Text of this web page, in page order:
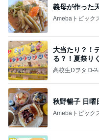
義母が作った
Amebaトピック
大当たり？！
る？！夏祭り
秋野暢子 日曜
Amebaトピック